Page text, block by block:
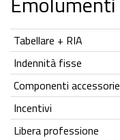
Tabellare + RIA
Indennità fisse
Componenti accessorie
Incentivi
Libera professione